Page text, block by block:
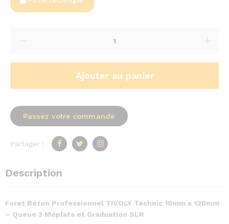
Ajouter au panier
Passez votre commande
Partager :
Description
Foret Béton Professionnel TIVOLY Technic 10mm x 120mm
– Queue 3 Méplats et Graduation SLR